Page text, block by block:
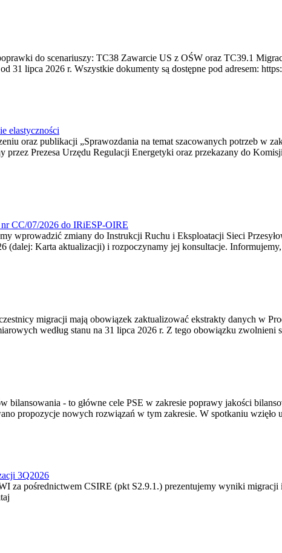
do scenariuszy: TC38 Zawarcie US z OŚW oraz TC39.1
31 lipca 2026 r. Wszystkie dokumenty są dostępne pod adresem:
elastyczności
oraz publikacji „Sprawozdania na temat szacowanych potrzeb w
przez Prezesa Urzędu Regulacji Energetyki oraz przekazany do
CC/07/2026 do IRiESP-OIRE
wprowadzić zmiany do Instrukcji Ruchu i Eksploatacji Sieci
(dalej: Karta aktualizacji) i rozpoczynamy jej konsultacje.
migracji mają obowiązek zaktualizować ekstrakty danych w
według stanu na 31 lipca 2026 r. Z tego obowiązku
bilansowania - to główne cele PSE w zakresie poprawy jakości
propozycje nowych rozwiązań w tym zakresie. W spotkaniu wzięło
3Q2026
za pośrednictwem CSIRE (pkt S2.9.1.) prezentujemy wyniki